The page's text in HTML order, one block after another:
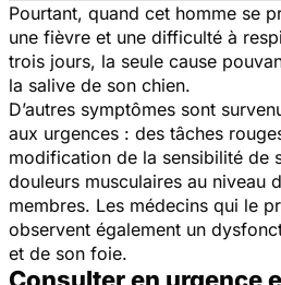
Pourtant, quand cet homme se
une fièvre et une difficulté à
trois jours, la seule cause
la salive de son chien.
D’autres symptômes sont
aux urgences : des tâches
modification de la sensibilité de
douleurs musculaires au niveau
membres. Les médecins qui le
observent également un
et de son foie.